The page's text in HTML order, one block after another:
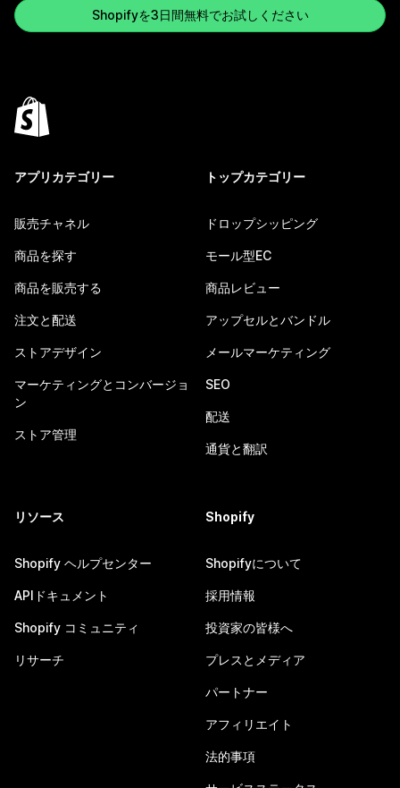
Shopifyを3日間無料でお試しください
アプリカテゴリー
販売チャネル
商品を探す
商品を販売する
注文と配送
ストアデザイン
マーケティングとコンバージョ
ン
ストア管理
トップカテゴリー
ドロップシッピング
モール型EC
商品レビュー
アップセルとバンドル
メールマーケティング
SEO
配送
通貨と翻訳
リソース
Shopify ヘルプセンター
APIドキュメント
Shopify コミュニティ
リサーチ
Shopify
Shopifyについて
採用情報
投資家の皆様へ
プレスとメディア
パートナー
アフィリエイト
法的事項